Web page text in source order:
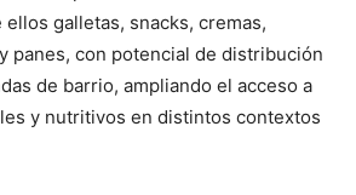
galletas, snacks, cremas,
panes, con potencial de distribución
de barrio, ampliando el acceso a
y nutritivos en distintos contextos